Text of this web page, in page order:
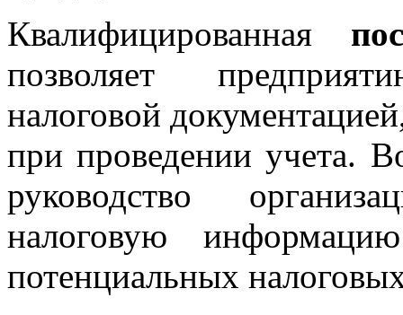
Квалифицированная
позволяет
налоговой
при проведении учета.
руководство
налоговую
потенциальных